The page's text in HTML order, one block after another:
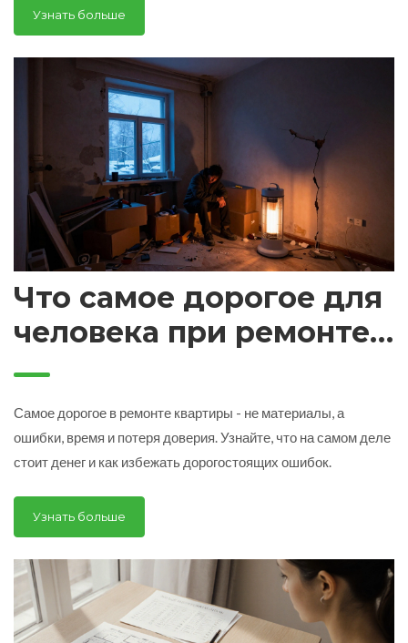
переплат.
Узнать больше
Что самое дорогое для
человека при ремонте
квартиры?
Самое дорогое в ремонте квартиры - не материалы, а
ошибки, время и потеря доверия. Узнайте, что на самом деле
стоит денег и как избежать дорогостоящих ошибок.
Узнать больше